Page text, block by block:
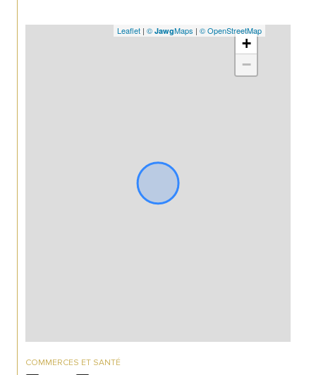
+
−
Leaflet | © JawgMaps | © OpenStreetMap
COMMERCES ET SANTÉ